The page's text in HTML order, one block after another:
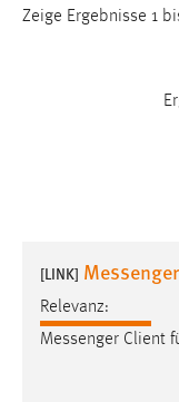
Zeige Ergebnisse 1
[LINK] Messenger
Relevanz:
Messenger Client
cookie_consent
Dieser Cookie
Performance